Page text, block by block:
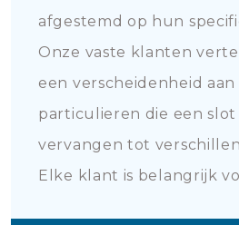
afgestemd op hun
Onze vaste klanten
een verscheidenheid
particulieren die een
vervangen tot
Elke klant is belangrijk